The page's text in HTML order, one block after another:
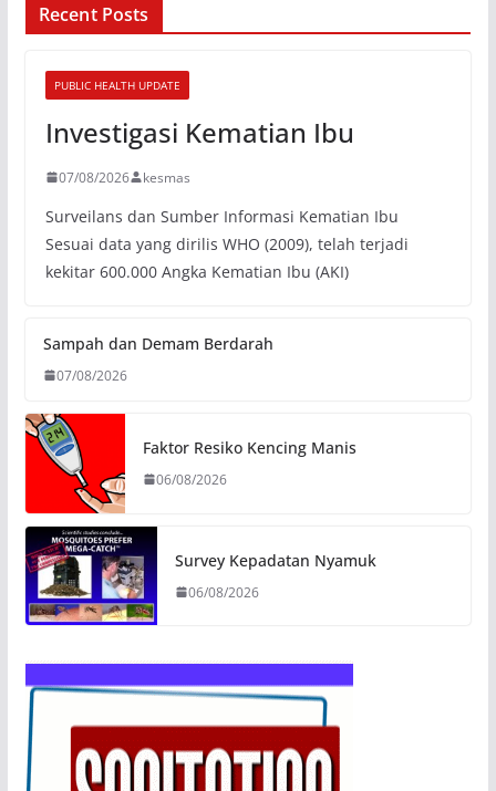
Recent Posts
PUBLIC HEALTH UPDATE
Investigasi Kematian Ibu
07/08/2026 kesmas
Surveilans dan Sumber Informasi Kematian Ibu
Sesuai data yang dirilis WHO (2009), telah terjadi
kekitar 600.000 Angka Kematian Ibu (AKI)
Sampah dan Demam Berdarah
07/08/2026
Faktor Resiko Kencing Manis
06/08/2026
Survey Kepadatan Nyamuk
06/08/2026